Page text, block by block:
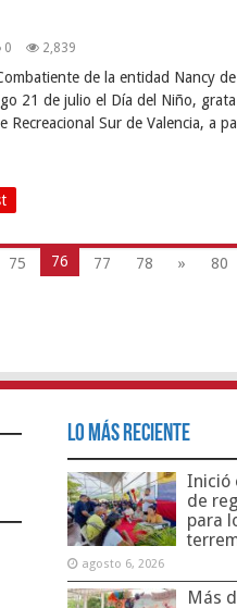
0 2,839
de la entidad Nancy
21 de julio el Día del Niño,
Recreacional Sur de Valencia, a
75 76 77 78 » 80
Lo Más Reciente
Inició
de
para
agosto 6, 2026
Más